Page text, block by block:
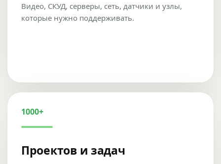
Видео, СКУД, серверы, сеть, датчики и узлы,
которые нужно поддерживать.
1000+
Проектов и задач